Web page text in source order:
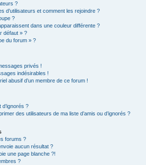
?
d’utilisateurs et comment les rejoindre ?
?
dans une couleur différente ?
défaut » ?
du forum » ?
privés !
indésirables !
abusif d’un membre de ce forum !
d’ignorés ?
des utilisateurs de ma liste d’amis ou d’ignorés ?
forums ?
aucun résultat ?
une page blanche ?!
?